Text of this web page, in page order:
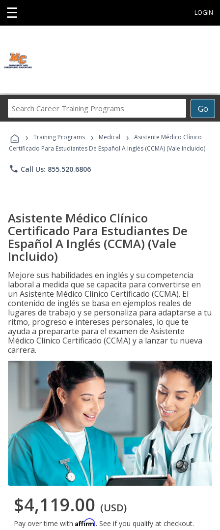
☰ LOGIN
Go
Career
Programs
› Training Programs › Medical ›
Asistente Médico Clínico
Certificado Para Estudiantes De Español A Inglés (CCMA) (Vale Incluido)
phone Call Us: 855.520.6806
Asistente Médico Clínico
Certificado Para Estudiantes De
Español A Inglés (CCMA) (Vale
Incluido)
Mejore sus habilidades en inglés y su competencia
laboral a medida que se capacita para convertirse en
un Asistente Médico Clínico Certificado (CCMA). El
contenido de inglés se basa en ejemplos reales de
lugares de trabajo y se personaliza para adaptarse a tu
ritmo, progreso e intereses personales, lo que te
ayuda a prepararte para el examen de Asistente
Médico Clínico Certificado (CCMA) y a lanzar tu nueva
carrera.
$4,119.00 (USD)
Pay over time with Affirm. See if you qualify at checkout.